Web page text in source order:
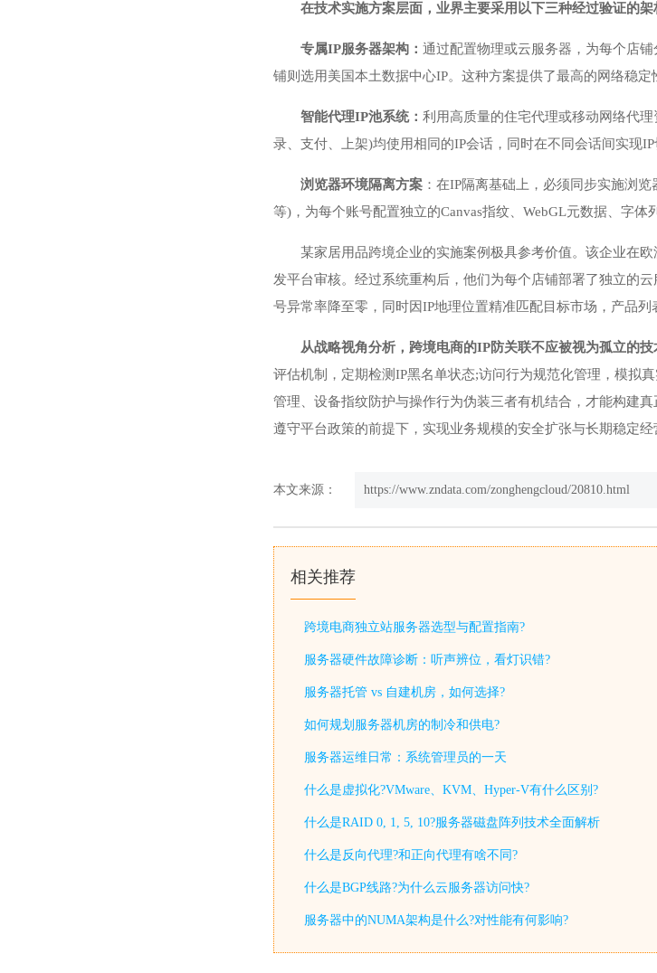
在技术实施方案层面，业界主要采用以下三种经过验证的架
专属IP服务器架构： 通过配置物理或云服务器，为每个店
铺则选用美国本土数据中心IP。这种方案提供了最高的网络稳
智能代理IP池系统： 利用高质量的住宅代理或移动网络代
录、支付、上架)均使用相同的IP会话，同时在不同会话间实现
浏览器环境隔离方案 ：在IP隔离基础上，必须同步实施浏
等)，为每个账号配置独立的Canvas指纹、WebGL元数据、字
某家居用品跨境企业的实施案例极具参考价值。该企业在
发平台审核。经过系统重构后，他们为每个店铺部署了独立的
号异常率降至零，同时因IP地理位置精准匹配目标市场，产品列
从战略视角分析，跨境电商的IP防关联不应被视为孤立的
评估机制，定期检测IP黑名单状态;访问行为规范化管理，模拟
管理、设备指纹防护与操作行为伪装三者有机结合，才能构建
遵守平台政策的前提下，实现业务规模的安全扩张与长期稳定经
本文来源： https://www.zndata.com/zonghengcloud/20810.html
相关推荐
跨境电商独立站服务器选型与配置指南?
服务器硬件故障诊断：听声辨位，看灯识错?
服务器托管 vs 自建机房，如何选择?
如何规划服务器机房的制冷和供电?
服务器运维日常：系统管理员的一天
什么是虚拟化?VMware、KVM、Hyper-V有什么区别?
什么是RAID 0, 1, 5, 10?服务器磁盘阵列技术全面解析
什么是反向代理?和正向代理有啥不同?
什么是BGP线路?为什么云服务器访问快?
服务器中的NUMA架构是什么?对性能有何影响?